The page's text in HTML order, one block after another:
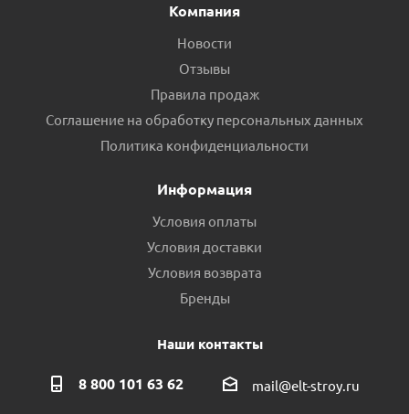
Компания
Новости
Отзывы
Правила продаж
Соглашение на обработку персональных данных
Политика конфиденциальности
Информация
Условия оплаты
Условия доставки
Условия возврата
Бренды
Наши контакты
8 800 101 63 62 mail@elt-stroy.ru